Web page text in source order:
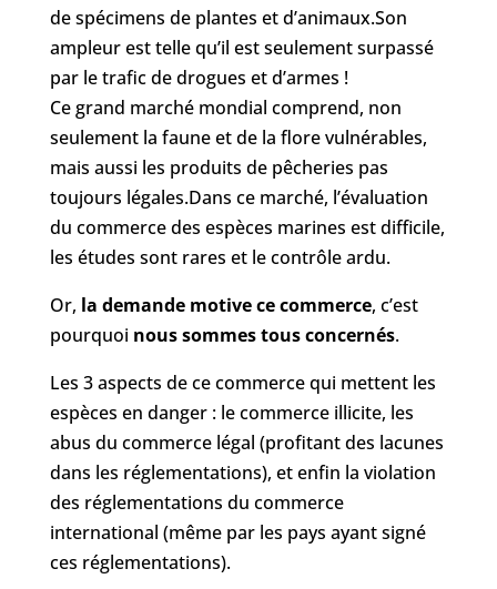
de spécimens de plantes et d’animaux.Son
ampleur est telle qu’il est seulement surpassé
par le trafic de drogues et d’armes !
Ce grand marché mondial comprend, non
seulement la faune et de la flore vulnérables,
mais aussi les produits de pêcheries pas
toujours légales.Dans ce marché, l’évaluation
du commerce des espèces marines est difficile,
les études sont rares et le contrôle ardu.
Or, la demande motive ce commerce, c’est
pourquoi nous sommes tous concernés.
Les 3 aspects de ce commerce qui mettent les
espèces en danger : le commerce illicite, les
abus du commerce légal (profitant des lacunes
dans les réglementations), et enfin la violation
des réglementations du commerce
international (même par les pays ayant signé
ces réglementations).